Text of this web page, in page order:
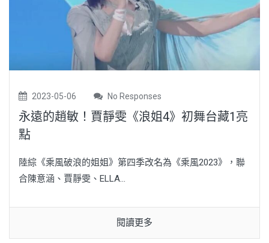
2023-05-06 No Responses
永遠的趙敏！賈靜雯《浪姐4》初舞台藏1亮
點
陸綜《乘風破浪的姐姐》第四季改名為《乘風2023》，聯
合陳意涵、賈靜雯、ELLA...
閱讀更多